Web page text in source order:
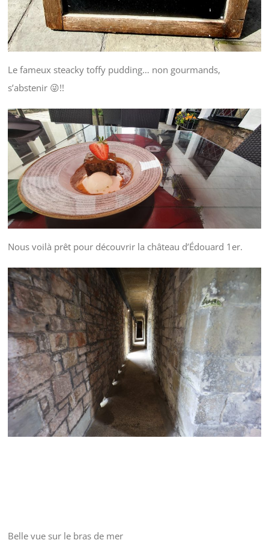
Le fameux steacky toffy pudding… non gourmands,
s’abstenir 😜!!
Nous voilà prêt pour découvrir la château d’Édouard 1er.
Belle vue sur le bras de mer